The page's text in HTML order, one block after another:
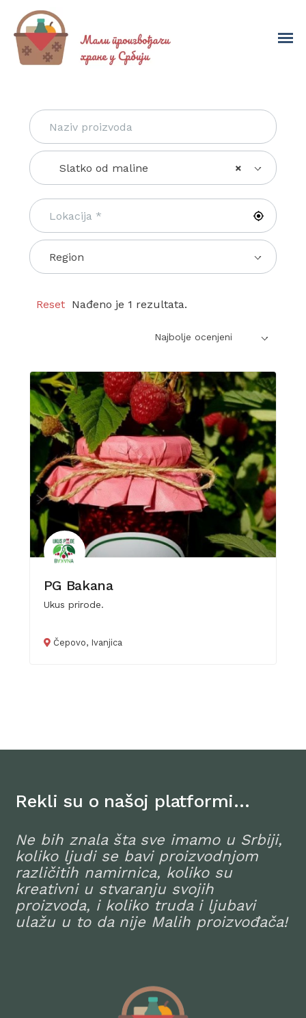
×
Slatko od maline
Region
Reset Nađeno je 1 rezultata.
Najbolje ocenjeni
PG Bakana
Ukus prirode.
Čepovo, Ivanjica
Rekli su o našoj platformi…
Ne bih znala šta sve imamo u Srbiji,
koliko ljudi se bavi proizvodnjom
različitih namirnica, koliko su
kreativni u stvaranju svojih
proizvoda, i koliko truda i ljubavi
ulažu u to da nije Malih proizvođača!